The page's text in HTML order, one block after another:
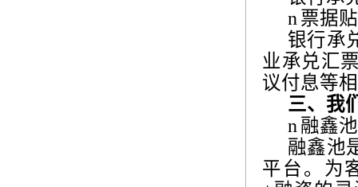
n 票据
银行承
业承兑汇
议付息等
三、我
n 融鑫池
融鑫池
平台。为